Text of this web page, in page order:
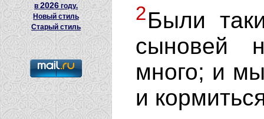
в2026 году.
Новый стиль
Старый стиль
2Были
сыновей
много; и
и